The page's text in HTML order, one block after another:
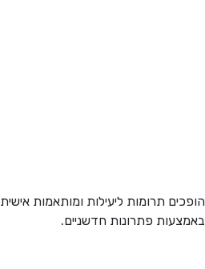
הופכים תרומות ליעילות ומותאמות אישית
באמצעות פתרונות חדשניים.